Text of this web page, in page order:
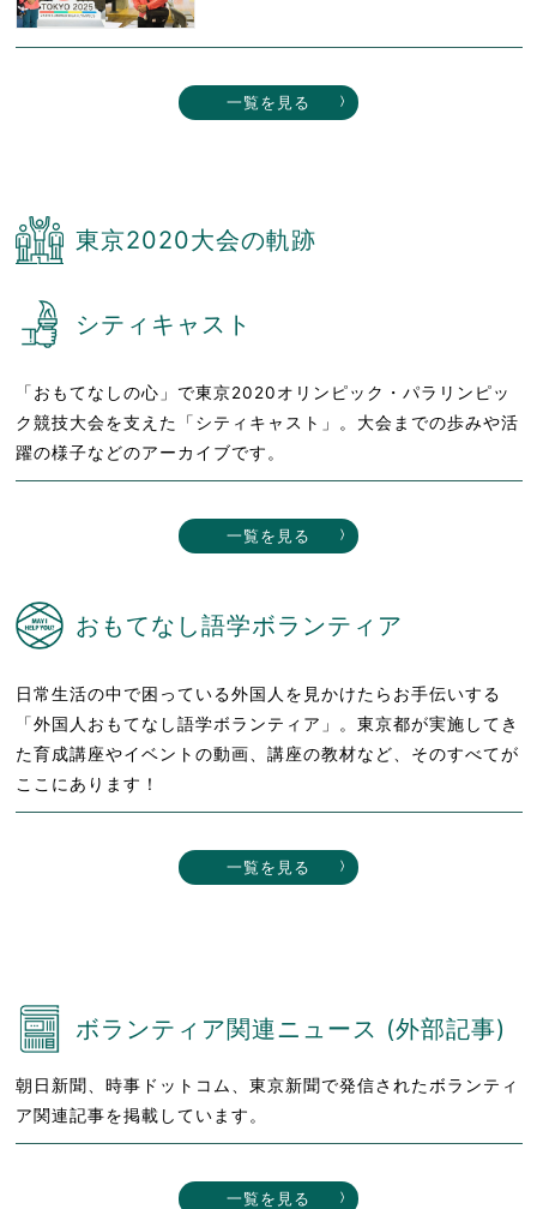
一覧を見る
東京2020大会の軌跡
シティキャスト
「おもてなしの心」で東京2020オリンピック・パラリンピッ
ク競技大会を支えた「シティキャスト」。大会までの歩みや活
躍の様子などのアーカイブです。
一覧を見る
おもてなし語学ボランティア
日常生活の中で困っている外国人を見かけたらお手伝いする
「外国人おもてなし語学ボランティア」。東京都が実施してき
た育成講座やイベントの動画、講座の教材など、そのすべてが
ここにあります！
一覧を見る
ボランティア関連ニュース (外部記事)
朝日新聞、時事ドットコム、東京新聞で発信されたボランティ
ア関連記事を掲載しています。
一覧を見る